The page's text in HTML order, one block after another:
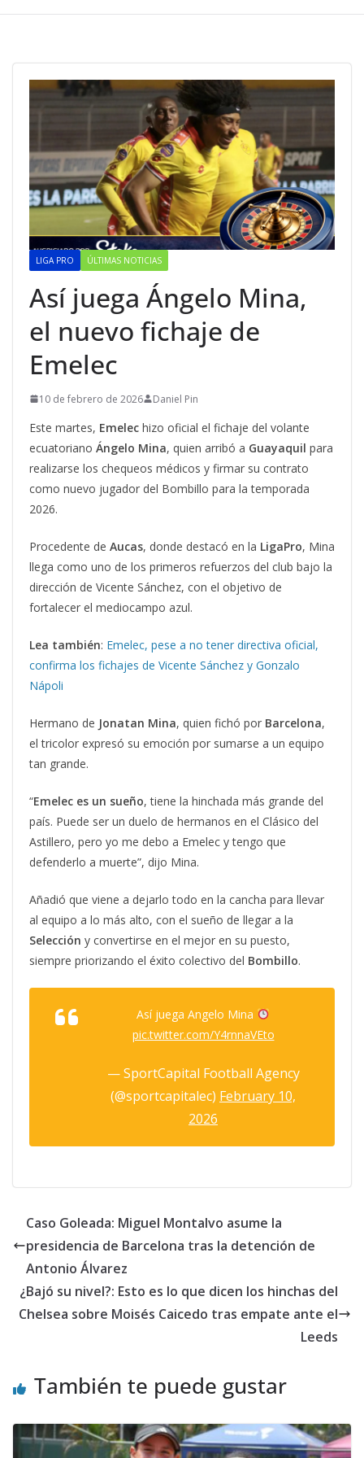
LIGA PRO ÚLTIMAS NOTICIAS
Así juega Ángelo Mina,
el nuevo fichaje de
Emelec
10 de febrero de 2026 Daniel Pin
Este martes, Emelec hizo oficial el fichaje del volante
ecuatoriano Ángelo Mina, quien arribó a Guayaquil para
realizarse los chequeos médicos y firmar su contrato
como nuevo jugador del Bombillo para la temporada
2026.
Procedente de Aucas, donde destacó en la LigaPro, Mina
llega como uno de los primeros refuerzos del club bajo la
dirección de Vicente Sánchez, con el objetivo de
fortalecer el mediocampo azul.
Lea también: Emelec, pese a no tener directiva oficial,
confirma los fichajes de Vicente Sánchez y Gonzalo
Nápoli
Hermano de Jonatan Mina, quien fichó por Barcelona,
el tricolor expresó su emoción por sumarse a un equipo
tan grande.
“Emelec es un sueño, tiene la hinchada más grande del
país. Puede ser un duelo de hermanos en el Clásico del
Astillero, pero yo me debo a Emelec y tengo que
defenderlo a muerte”, dijo Mina.
Añadió que viene a dejarlo todo en la cancha para llevar
al equipo a lo más alto, con el sueño de llegar a la
Selección y convertirse en el mejor en su puesto,
siempre priorizando el éxito colectivo del Bombillo.
Así juega Angelo Mina
pic.twitter.com/Y4rnnaVEto
— SportCapital Football Agency
(@sportcapitalec) February 10,
2026
Caso Goleada: Miguel Montalvo asume la
presidencia de Barcelona tras la detención de
Antonio Álvarez
¿Bajó su nivel?: Esto es lo que dicen los hinchas del
Chelsea sobre Moisés Caicedo tras empate ante el
Leeds
También te puede gustar